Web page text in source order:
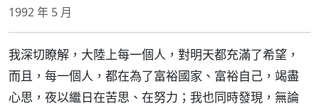
1992 年 5 月
我深切瞭解，大陸上每一個人，對明天都充滿了希望，
而且，每一個人，都在為了富裕國家、富裕自己，竭盡
心思，夜以繼日在苦思、在努力；我也同時發現，無論